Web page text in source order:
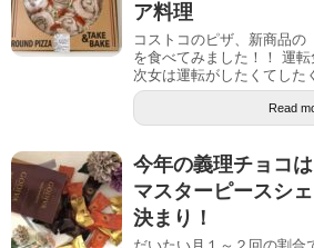
ア料理
コストコのピザ、新商品の
を食べてみました！！ 運
次女は運転がしたくてした
Read
今年の義理チョコ
マスターピースシ
決まり！